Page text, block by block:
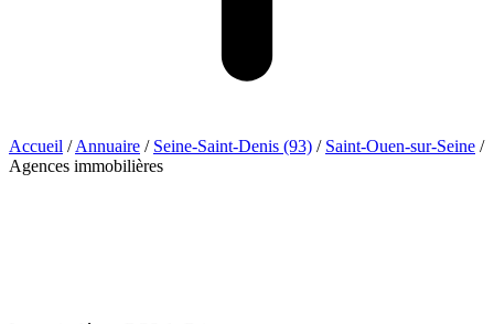
Accueil / Annuaire / Seine-Saint-Denis (93) / Saint-Ouen-sur-Seine /
Agences immobilières